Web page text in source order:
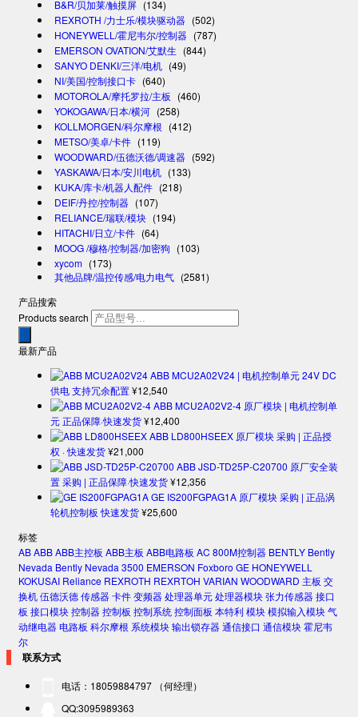
B&R/贝加莱/触摸屏 (134)
REXROTH /力士乐/模块驱动器 (502)
HONEYWELL/霍尼韦尔/控制器 (787)
EMERSON OVATION/艾默生 (844)
SANYO DENKI/三洋/电机 (49)
NI/美国/控制接口卡 (640)
MOTOROLA/摩托罗拉/主板 (460)
YOKOGAWA/日本/横河 (258)
KOLLMORGEN/科尔摩根 (412)
METSO/美卓/卡件 (119)
WOODWARD/伍德沃德/调速器 (592)
YASKAWA/日本/安川电机 (133)
KUKA/库卡/机器人配件 (218)
DEIF/丹控/控制器 (107)
RELIANCE/瑞联/模块 (194)
HITACHI/日立/卡件 (64)
MOOG /穆格/控制器/加密狗 (103)
xycom (173)
其他品牌/温控传感/电力电气 (2581)
产品搜索
Products search
最新产品
ABB MCU2A02V24 | 电机控制单元 24V DC
供电 支持冗余配置¥12,540
ABB MCU2A02V2-4 原厂模块 | 电机控制单
元 正品保障·快速发货¥12,400
ABB LD800HSEEX 原厂模块 采购 | 正品授
权 · 快速发货¥21,000
ABB JSD-TD25P-C20700 原厂安全装
置 采购 | 正品保障·快速发货¥12,356
GE IS200FGPAG1A 原厂模块 采购 | 正品涡
轮机控制板 快速发货¥25,600
标签
ABABBABB主控板 ABB主板 ABB电路板 AC 800M控制器 BENTLY Bently
Nevada Bently Nevada 3500 EMERSON Foxboro GE HONEYWELL
KOKUSAI Reliance REXROTH REXRTOH VARIAN WOODWARD 主板 交
换机伍德沃德传感器卡件变频器处理器单元处理器模块张力传感器接口
板 接口模块控制器控制板 控制系统控制面板 本特利模块模拟输入模块气
动继电器电路板 科尔摩根 系统模块输出锁存器通信接口 通信模块霍尼韦
尔
联系方式
电话：18059884797 （何经理）
QQ:3095989363